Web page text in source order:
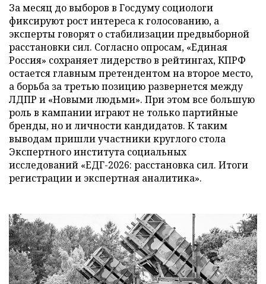
За месяц до выборов в Госдуму социологи
фиксируют рост интереса к голосованию, а
эксперты говорят о стабилизации предвыборной
расстановки сил. Согласно опросам, «Единая
Россия» сохраняет лидерство в рейтингах, КПРФ
остается главным претендентом на второе место,
а борьба за третью позицию развернется между
ЛДПР и «Новыми людьми». При этом все большую
роль в кампании играют не только партийные
бренды, но и личности кандидатов. К таким
выводам пришли участники круглого стола
Экспертного института социальных
исследований «ЕДГ-2026: расстановка сил. Итоги
регистрации и экспертная аналитика».